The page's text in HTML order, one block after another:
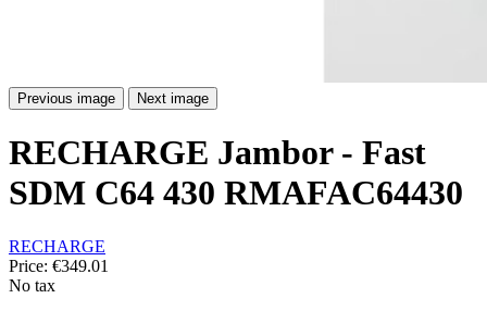
Previous image Next image
RECHARGE Jambor - Fast
SDM C64 430 RMAFAC64430
RECHARGE
Price: €349.01
No tax